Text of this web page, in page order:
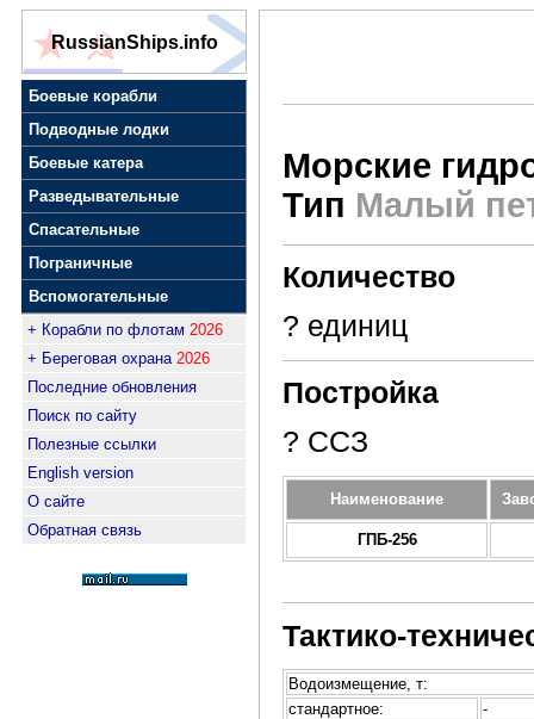
RussianShips.info
Боевые корабли
Подводные лодки
Боевые катера
Разведывательные
Спасательные
Пограничные
Вспомогательные
+ Корабли по флотам 2026
+ Береговая охрана 2026
Последние обновления
Поиск по сайту
Полезные ссылки
English version
О сайте
Обратная связь
Морские
Тип Малый
Количество
? единиц
Постройка
? ССЗ
Наименование
ГПБ-256
Тактико-
Водоизмещение, т:
стандартное:
-